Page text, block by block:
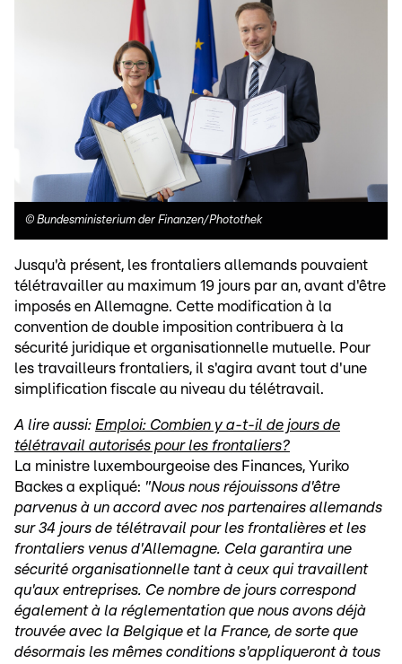
© Bundesministerium der Finanzen/Photothek
Jusqu'à présent, les frontaliers allemands pouvaient
télétravailler au maximum 19 jours par an, avant d'être
imposés en Allemagne. Cette modification à la
convention de double imposition contribuera à la
sécurité juridique et organisationnelle mutuelle. Pour
les travailleurs frontaliers, il s'agira avant tout d'une
simplification fiscale au niveau du télétravail.
A lire aussi: Emploi: Combien y a-t-il de jours de
télétravail autorisés pour les frontaliers?
La ministre luxembourgeoise des Finances, Yuriko
Backes a expliqué: "Nous nous réjouissons d'être
parvenus à un accord avec nos partenaires allemands
sur 34 jours de télétravail pour les frontalières et les
frontaliers venus d'Allemagne. Cela garantira une
sécurité organisationnelle tant à ceux qui travaillent
qu'aux entreprises. Ce nombre de jours correspond
également à la réglementation que nous avons déjà
trouvée avec la Belgique et la France, de sorte que
désormais les mêmes conditions s'appliqueront à tous